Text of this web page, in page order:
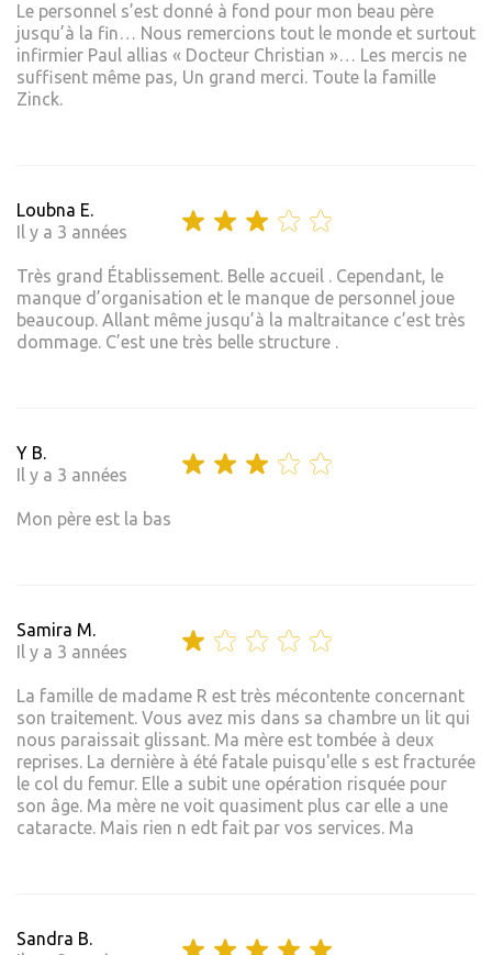
Le personnel s’est donné à fond pour mon beau père
jusqu’à la fin… Nous remercions tout le monde et surtout
infirmier Paul allias « Docteur Christian »… Les mercis ne
suffisent même pas, Un grand merci. Toute la famille
Zinck.
Loubna E.
Il y a 3 années
Très grand Établissement. Belle accueil . Cependant, le
manque d’organisation et le manque de personnel joue
beaucoup. Allant même jusqu’à la maltraitance c’est très
dommage. C’est une très belle structure .
Y B.
Il y a 3 années
Mon père est la bas
Samira M.
Il y a 3 années
La famille de madame R est très mécontente concernant
son traitement. Vous avez mis dans sa chambre un lit qui
nous paraissait glissant. Ma mère est tombée à deux
reprises. La dernière à été fatale puisqu'elle s est fracturée
le col du femur. Elle a subit une opération risquée pour
son âge. Ma mère ne voit quasiment plus car elle a une
cataracte. Mais rien n edt fait par vos services. Ma
Sandra B.